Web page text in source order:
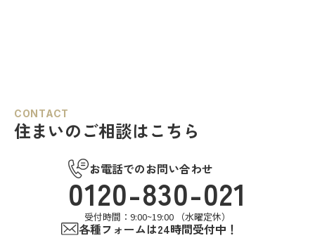
CONTACT
住まいのご相談はこちら
お電話でのお問い合わせ
0120-830-021
受付時間：9:00~19:00 （水曜定休）
各種フォームは24時間受付中！